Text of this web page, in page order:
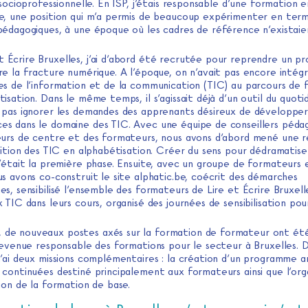
En ISP, j’étais responsable d’une formation
une position qui m’a permis de beaucoup expérimenter en
à une époque où les cadres de référence
Écrire Bruxelles, j’ai d’abord été recrutée pour reprendre un
la fracture numérique. A l’époque, on n’avait pas encore
de l’information et de la communication (TIC) au parcours de
Dans le même temps, il s’agissait déjà d’un outil du
ignorer les demandes des apprenants désireux de
dans le domaine des TIC. Avec une équipe de conseillers
de centre et des formateurs, nous avons d’abord mené une
des TIC en alphabétisation. Créer du sens pour
la première phase. Ensuite, avec un groupe de formateurs
avons co-construit le site alphatic.be, coécrit des démarches
sensibilisé l’ensemble des formateurs de Lire et Écrire
TIC dans leurs cours, organisé des journées de sensibilisation
de nouveaux postes axés sur la formation de formateur ont
responsable des formations pour le secteur à Bruxelles.
deux missions complémentaires : la création d’un programme
destiné principalement aux formateurs ainsi que
de la formation de base.